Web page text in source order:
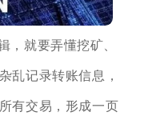
，就要弄懂挖矿、
乱记录转账信息，
有交易，形成一页